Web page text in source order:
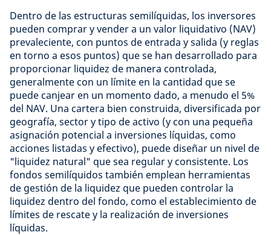
Dentro de las estructuras semilíquidas, los inversores
pueden comprar y vender a un valor liquidativo (NAV)
prevaleciente, con puntos de entrada y salida (y reglas
en torno a esos puntos) que se han desarrollado para
proporcionar liquidez de manera controlada,
generalmente con un límite en la cantidad que se
puede canjear en un momento dado, a menudo el 5%
del NAV. Una cartera bien construida, diversificada por
geografía, sector y tipo de activo (y con una pequeña
asignación potencial a inversiones líquidas, como
acciones listadas y efectivo), puede diseñar un nivel de
"liquidez natural" que sea regular y consistente. Los
fondos semilíquidos también emplean herramientas
de gestión de la liquidez que pueden controlar la
liquidez dentro del fondo, como el establecimiento de
límites de rescate y la realización de inversiones
líquidas.